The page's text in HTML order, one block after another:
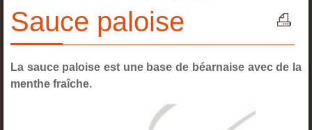
Sauce paloise
La sauce paloise est une base de béarnaise avec de la
menthe fraîche.